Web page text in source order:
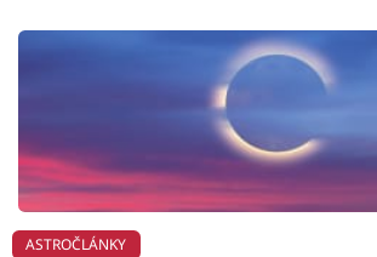
ASTROČLÁNKY